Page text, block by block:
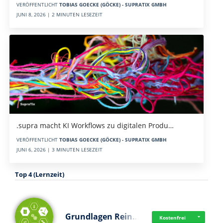
VERÖFFENTLICHT TOBIAS GOECKE (GÖCKE) - SUPRATIX GMBH
JUNI 8, 2026 | 2 MINUTEN LESEZEIT
.supra macht KI Workflows zu digitalen Produ…
VERÖFFENTLICHT TOBIAS GOECKE (GÖCKE) - SUPRATIX GMBH
JUNI 6, 2026 | 3 MINUTEN LESEZEIT
Top 4 (Lernzeit)
Grundlagen Rein… Kostenfrei